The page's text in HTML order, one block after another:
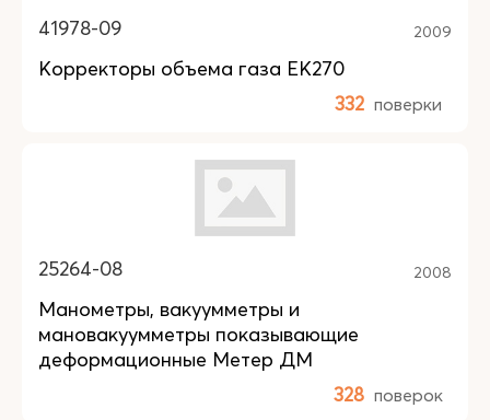
41978-09 2009
Корректоры объема газа ЕК270
332 поверки
25264-08 2008
Манометры, вакуумметры и
мановакуумметры показывающие
деформационные Метер ДМ
328 поверок